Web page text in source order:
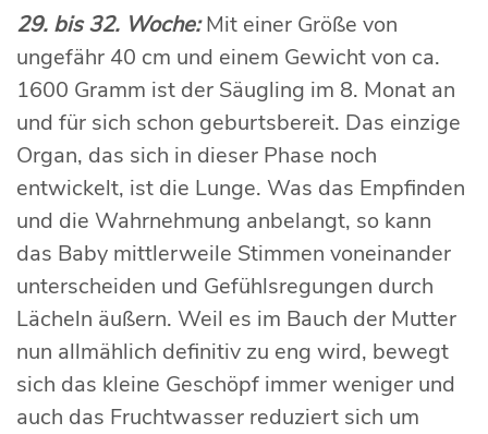
29. bis 32. Woche:Mit einer Größe von
ungefähr 40 cm und einem Gewicht von ca.
1600 Gramm ist der Säugling im 8. Monat an
und für sich schon geburtsbereit. Das einzige
Organ, das sich in dieser Phase noch
entwickelt, ist die Lunge. Was das Empfinden
und die Wahrnehmung anbelangt, so kann
das Baby mittlerweile Stimmen voneinander
unterscheiden und Gefühlsregungen durch
Lächeln äußern. Weil es im Bauch der Mutter
nun allmählich definitiv zu eng wird, bewegt
sich das kleine Geschöpf immer weniger und
auch das Fruchtwasser reduziert sich um